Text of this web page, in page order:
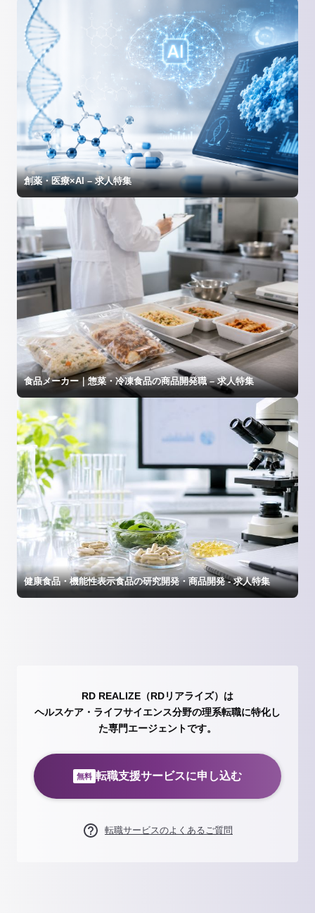
創薬・医療×AI – 求人特集
食品メーカー｜惣菜・冷凍食品の商品開発職 – 求人特集
健康食品・機能性表示食品の研究開発・商品開発 - 求人特集
RD REALIZE（RDリアライズ）は
ヘルスケア・ライフサイエンス分野の理系転職に特化し
た専門エージェントです。
無料 転職支援サービスに申し込む
転職サービスのよくあるご質問